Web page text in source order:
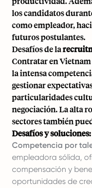
los candidatos
como empleador,
futuros postulantes.
Desafíos de la
Contratar en
la intensa
gestionar
particularidades
negociación. La alta
sectores también
Desafíos y soluciones:
Competencia por
empleadora sólida,
compensación y
oportunidades de